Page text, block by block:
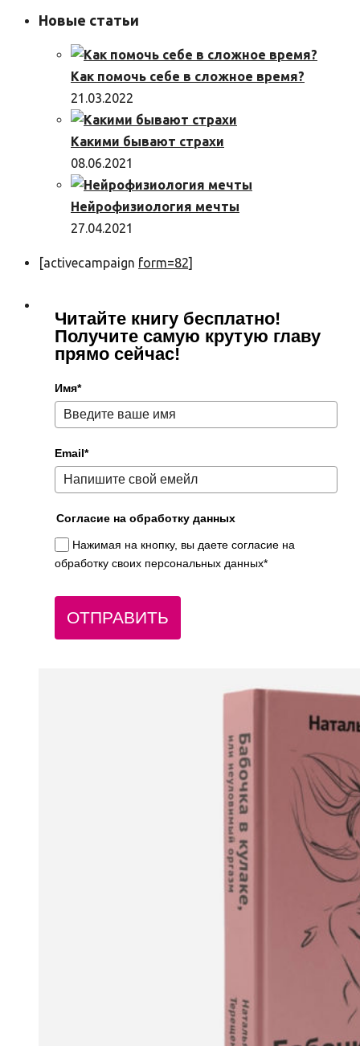
Новые статьи
Как помочь себе в сложное время?
21.03.2022
Какими бывают страхи
08.06.2021
Нейрофизиология мечты
27.04.2021
[activecampaign form=82]
Читайте книгу бесплатно!
Получите самую крутую главу
прямо сейчас!
Имя*
Email*
Согласие на обработку данных
Нажимая на кнопку, вы даете согласие на
обработку своих персональных данных*
ОТПРАВИТЬ